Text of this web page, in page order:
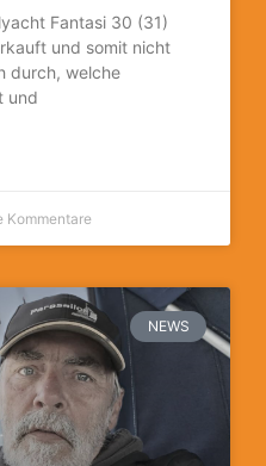
Fantasi 30 (31)
und somit nicht
durch, welche
und
Kommentare
NEWS